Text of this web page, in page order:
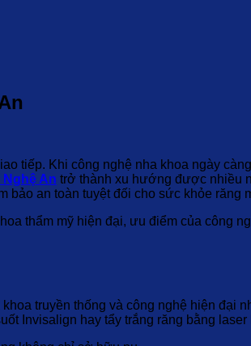
tiếp. Khi công nghệ nha khoa ngày
An trở thành xu hướng được nhiều
bảo an toàn tuyệt đối cho sức khỏe răng
thẩm mỹ hiện đại, ưu điểm của công
truyền thống và công nghệ hiện đại
Invisalign hay tẩy trắng răng bằng laser